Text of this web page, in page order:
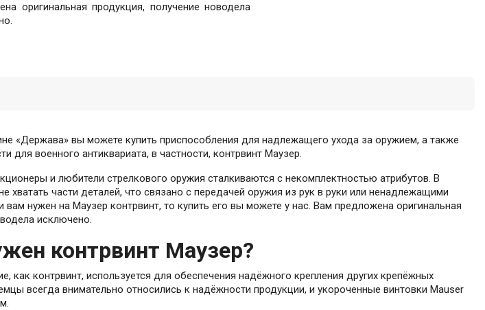
оригинальная продукция, получение новодела
«Держава» вы можете купить приспособления для надлежащего ухода за оружием, а также
для военного антиквариата, в частности, контрвинт Маузер.
и любители стрелкового оружия сталкиваются с некомплектностью атрибутов. В
хватать части деталей, что связано с передачей оружия из рук в руки или ненадлежащими
вам нужен на Маузер контрвинт, то купить его вы можете у нас. Вам предложена оригинальная
исключено.
контрвинт Маузер?
как контрвинт, используется для обеспечения надёжного крепления других крепёжных
всегда внимательно относились к надёжности продукции, и укороченные винтовки Mauser